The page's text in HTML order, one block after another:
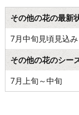
その他の花の最新
7月中旬見頃見込み
その他の花のシー
7月上旬～中旬